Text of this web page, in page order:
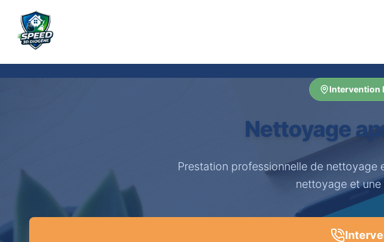
Intervention
Nettoyage
Prestation professionnelle de nettoyage
nettoyage et